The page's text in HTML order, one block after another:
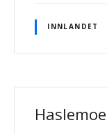
INNLANDET